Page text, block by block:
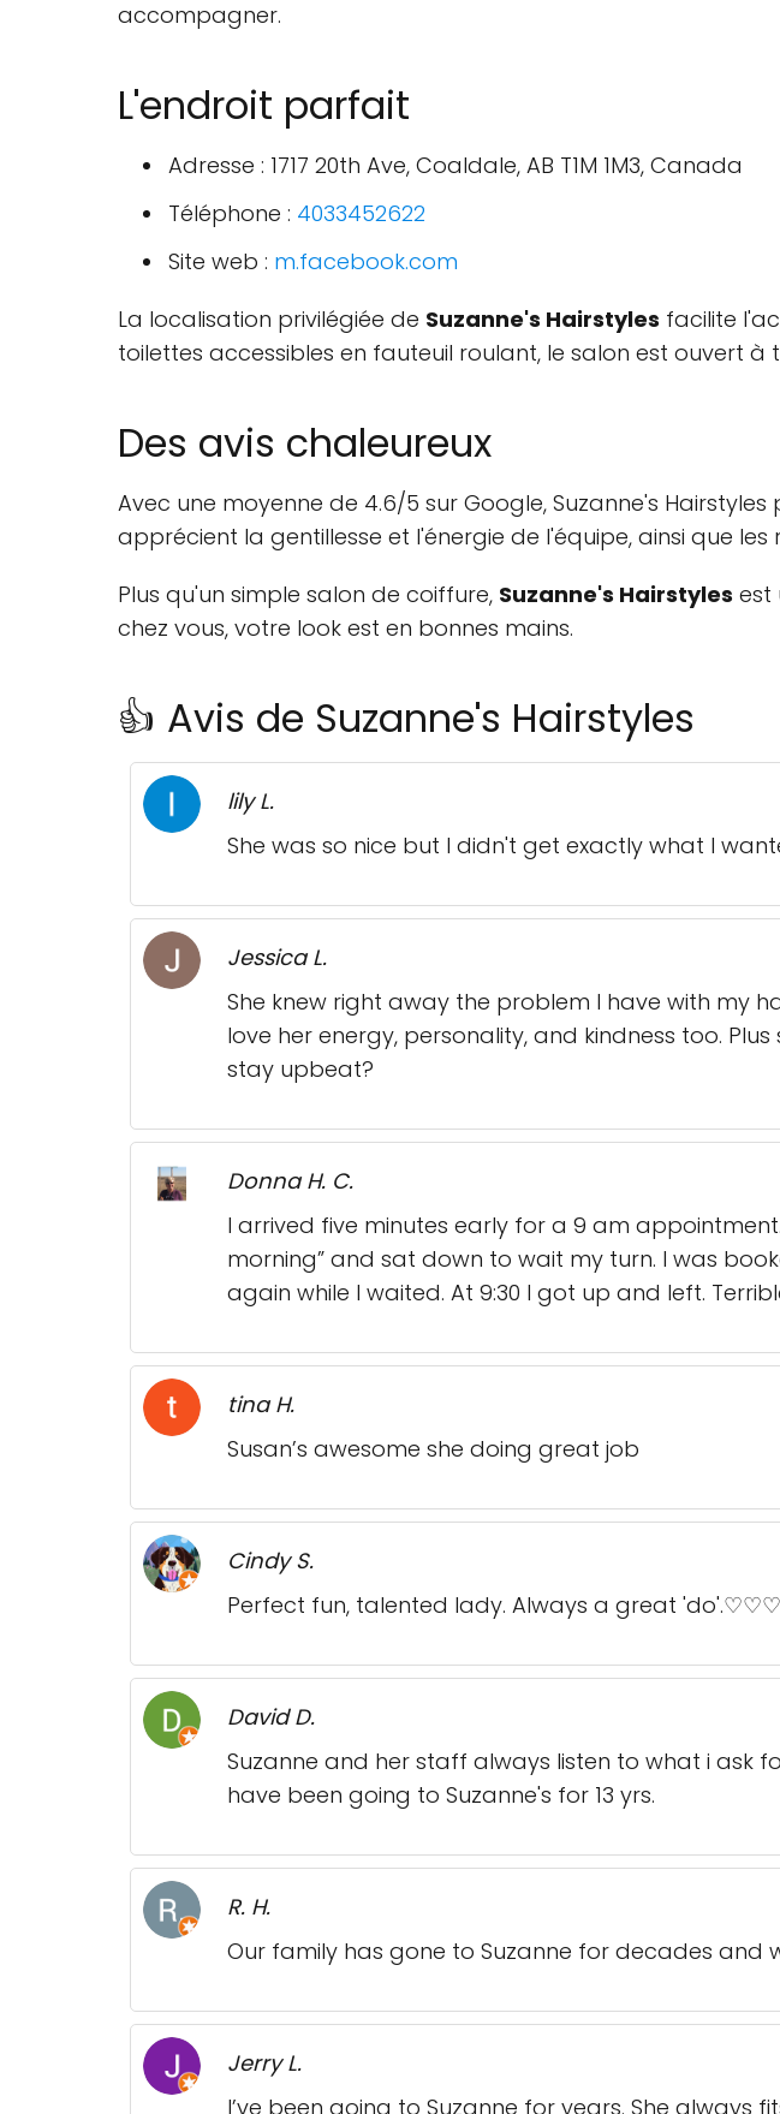
accompagner.
L'endroit parfait
Adresse : 1717 20th Ave, Coaldale, AB T1M 1M3, Canada
Téléphone : 4033452622
Site web : m.facebook.com
La localisation privilégiée de Suzanne's Hairstyles facilite
toilettes accessibles en fauteuil roulant, le salon est ouvert à
Des avis chaleureux
Avec une moyenne de 4.6/5 sur Google, Suzanne's
apprécient la gentillesse et l'énergie de l'équipe, ainsi que
Plus qu'un simple salon de coiffure, Suzanne's Hairstyles est
chez vous, votre look est en bonnes mains.
👍 Avis de Suzanne's Hairstyles
lily L.
She was so nice but I didn't get exactly what I
Jessica L.
She knew right away the problem I have with my
love her energy, personality, and kindness too.
stay upbeat?
Donna H. C.
I arrived five minutes early for a 9 am
morning” and sat down to wait my turn. I was
again while I waited. At 9:30 I got up and left.
tina H.
Susan’s awesome she doing great job
Cindy S.
Perfect fun, talented lady. Always a great 'do'.♡♡♡
David D.
Suzanne and her staff always listen to what i ask
have been going to Suzanne's for 13 yrs.
R. H.
Our family has gone to Suzanne for decades and
Jerry L.
I’ve been going to Suzanne for years. She always